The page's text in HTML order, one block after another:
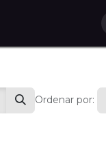
Ordenar por: